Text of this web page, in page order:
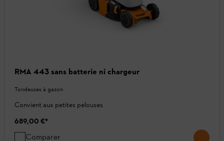
RMA 443 sans batterie ni chargeur
Tondeuses à gazon
Convient aux petites pelouses
689,00 €*
Comparer